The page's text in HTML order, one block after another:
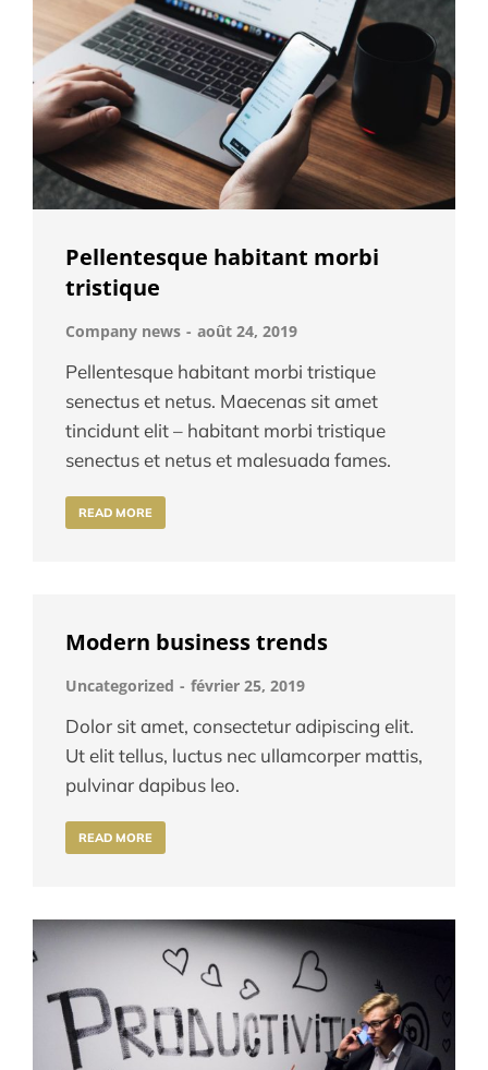
Pellentesque habitant morbi
tristique
Company news août 24, 2019
Pellentesque habitant morbi tristique
senectus et netus. Maecenas sit amet
tincidunt elit – habitant morbi tristique
senectus et netus et malesuada fames.
READ MORE
Modern business trends
Uncategorized février 25, 2019
Dolor sit amet, consectetur adipiscing elit.
Ut elit tellus, luctus nec ullamcorper mattis,
pulvinar dapibus leo.
READ MORE